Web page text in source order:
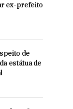
ex-prefeito
de
estátua de